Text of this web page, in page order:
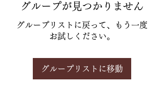
グループが見つかりません
グループリストに戻って、もう一度
お試しください。
グループリストに移動